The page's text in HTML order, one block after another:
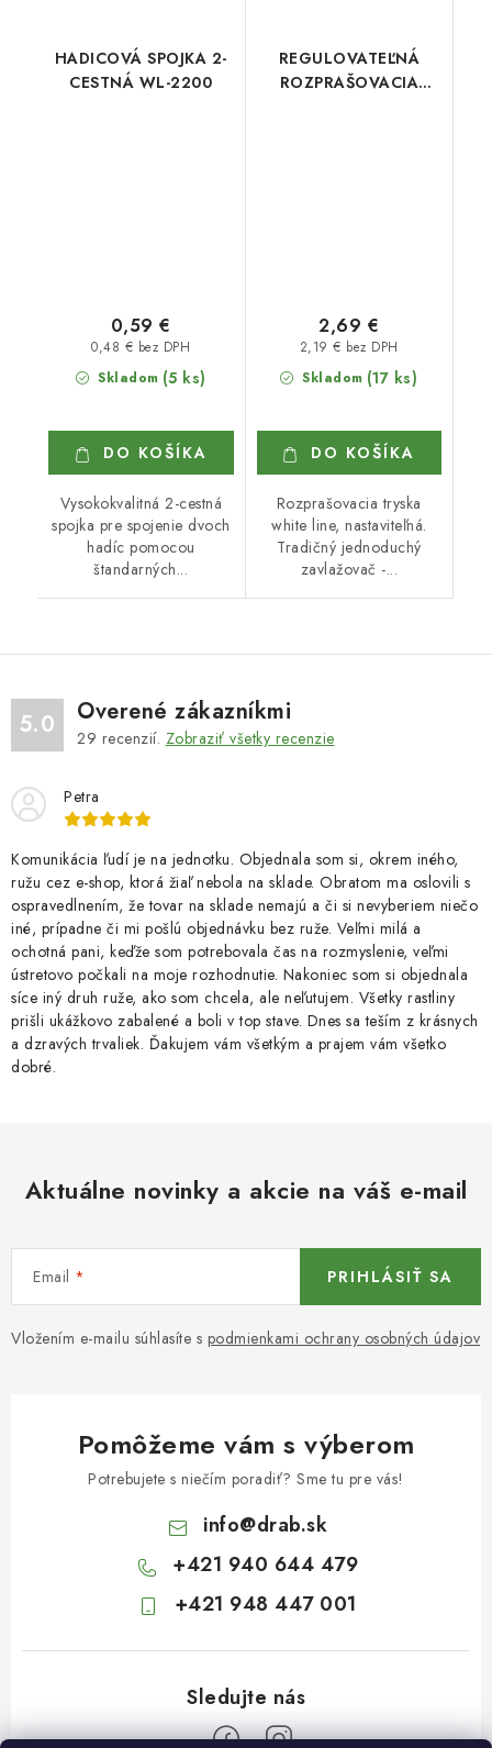
HADICOVÁ SPOJKA 2-
CESTNÁ WL-2200
Skladom (5 ks)
0,48 € bez DPH
0,59 €
DO KOŠÍKA
Vysokokvalitná 2-cestná
spojka pre spojenie dvoch
hadíc pomocou
štandarných...
REGULOVATEĽNÁ
ROZPRAŠOVACIA
Skladom (17 ks)
2,19 € bez DPH
2,69 €
DO KOŠÍKA
Rozprašovacia tryska
white line, nastaviteľná.
Tradičný jednoduchý
zavlažovač -...
5.0 Overené zákazníkmi
29 recenzií. Zobraziť všetky recenzie
Petra
Komunikácia ľudí je na jednotku. Objednala som si, okrem iného,
ružu cez e-shop, ktorá žiaľ nebola na sklade. Obratom ma oslovili s
ospravedlnením, že tovar na sklade nemajú a či si nevyberiem niečo
iné, prípadne či mi pošlú objednávku bez ruže. Veľmi milá a
ochotná pani, keďže som potrebovala čas na rozmyslenie, veľmi
ústretovo počkali na moje rozhodnutie. Nakoniec som si objednala
síce iný druh ruže, ako som chcela, ale neľutujem. Všetky rastliny
prišli ukážkovo zabalené a boli v top stave. Dnes sa teším z krásnych
a dzravých trvaliek. Ďakujem vám všetkým a prajem vám všetko
dobré.
Aktuálne novinky a akcie na váš e-mail
Email
Vložením e-mailu súhlasíte s podmienkami ochrany osobných údajov
PRIHLÁSIŤ SA
Pomôžeme vám s výberom
Potrebujete s niečím poradiť? Sme tu pre vás!
info@drab.sk
+421 940 644 479
+421 948 447 001